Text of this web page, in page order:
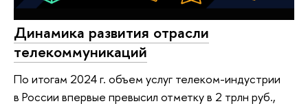
Динамика развития отрасли
телекоммуникаций
По итогам 2024 г. объем услуг телеком-индустрии
в России впервые превысил отметку в 2 трлн руб.,